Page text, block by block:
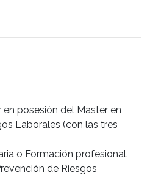
posesión del Master en
Laborales (con las tres
o Formación profesional.
de Riesgos